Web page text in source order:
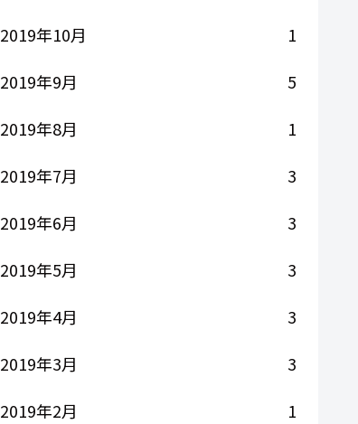
2019年10月
1
2019年9月
5
2019年8月
1
2019年7月
3
2019年6月
3
2019年5月
3
2019年4月
3
2019年3月
3
2019年2月
1